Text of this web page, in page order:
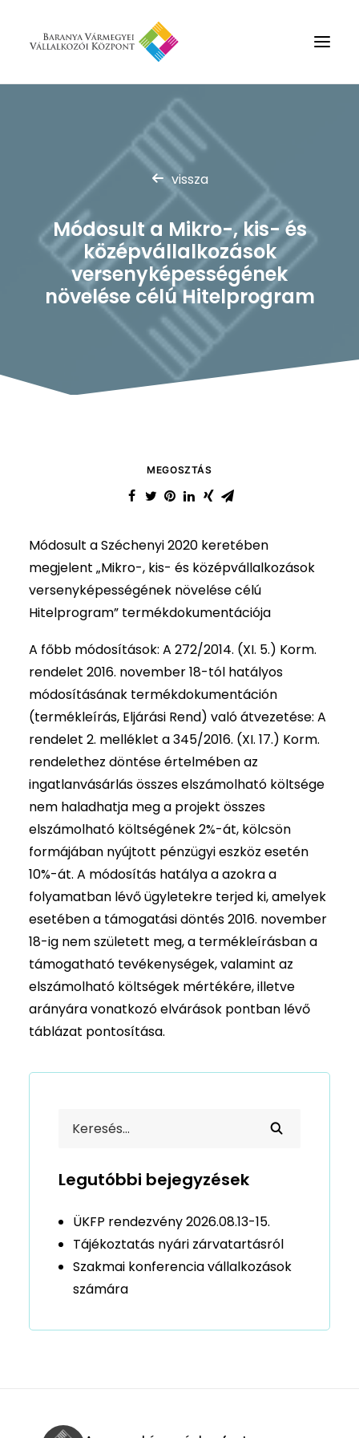
Rólunk
Szolgáltatások
Hírek
Partnerek
Kapcsolat
Keresés
vissza
Módosult a Mikro-, kis- és
középvállalkozások
versenyképességének
növelése célú Hitelprogram
MEGOSZTÁS
Módosult a Széchenyi 2020 keretében
megjelent „Mikro-, kis- és középvállalkozások
versenyképességének növelése célú
Hitelprogram” termékdokumentációja
A főbb módosítások: A 272/2014. (XI. 5.) Korm.
rendelet 2016. november 18-tól hatályos
módosításának termékdokumentáción
(termékleírás, Eljárási Rend) való átvezetése: A
rendelet 2. melléklet a 345/2016. (XI. 17.) Korm.
rendelethez döntése értelmében az
ingatlanvásárlás összes elszámolható költsége
nem haladhatja meg a projekt összes
elszámolható költségének 2%-át, kölcsön
formájában nyújtott pénzügyi eszköz esetén
10%-át. A módosítás hatálya a azokra a
folyamatban lévő ügyletekre terjed ki, amelyek
esetében a támogatási döntés 2016. november
18-ig nem született meg, a termékleírásban a
támogatható tevékenységek, valamint az
elszámolható költségek mértékére, illetve
arányára vonatkozó elvárások pontban lévő
táblázat pontosítása.
Legutóbbi bejegyzések
ÜKFP rendezvény 2026.08.13-15.
Tájékoztatás nyári zárvatartásról
Szakmai konferencia vállalkozások
számára